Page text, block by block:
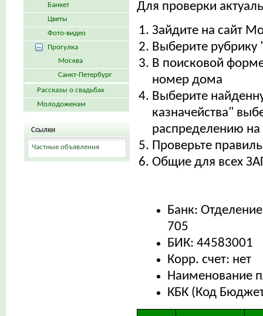
Для проверки
Зайдите на сайт
Выберите
В поисковой
номер дома
Выберите
казначейства"
распределению
Проверьте
Общие для всех
Банк:
705
БИК: 44583001
Корр. счет: нет
Наименование
КБК (Код
Банкет
Цветы
Фото-видео
Прогулка
Москва
Санкт-Петербург
Рассказы о свадьбах
Молодоженам
Ссылки
Частные объявления